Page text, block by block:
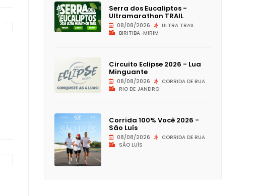
Serra dos Eucaliptos -
Ultramarathon TRAIL
08/08/2026
ULTRA TRAIL
BIRITIBA-MIRIM
Circuito Eclipse 2026 - Lua
Minguante
08/08/2026
CORRIDA DE RUA
RIO DE JANEIRO
Corrida 100% Você 2026 -
São Luís
08/08/2026
CORRIDA DE RUA
SÃO LUÍS